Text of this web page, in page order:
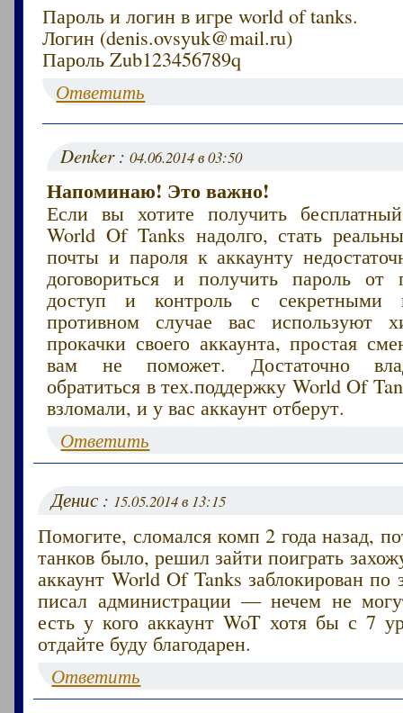
Пароль и логин в игре world of tanks.
Логин (denis.ovsyuk@mail.ru)
Пароль Zub123456789q
Ответить
Denker :04.06.2014 в 03:50
Напоминаю! Это важно!
Если вы хотите получить
World Of Tanks надолго, стать
почты и пароля к аккаунту
договориться и получить пароль
доступ и контроль с секретными
противном случае вас используют
прокачки своего аккаунта, простая
вам не поможет. Достаточно
обратиться в тех.поддержку World Of
взломали, и у вас аккаунт отберут.
Ответить
Денис : 15.05.2014 в 13:15
Помогите, сломался комп 2 года назад,
танков было, решил зайти поиграть
аккаунт World Of Tanks заблокирован по
писал администрации — нечем не
есть у кого аккаунт WoT хотя бы с 7
отдайте буду благодарен.
Ответить